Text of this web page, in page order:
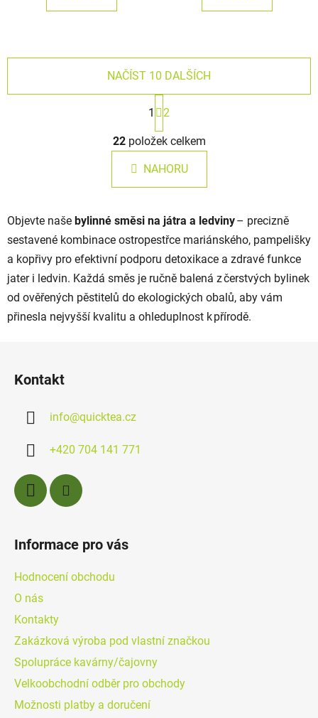
O
v
l
á
d
c
í
p
r
v
k
y
NAČÍST 10 DALŠÍCH
t
r
á
n
k
n
í
1 2
22položek celkem
NAHORU
Objevte naše bylinné směsi na játra a ledviny– precizně
sestavené kombinace ostropestřce mariánského, pampelišky
a kopřivy pro efektivní podporu detoxikace a zdravé funkce
jater i ledvin. Každá směs je ručně balená z čerstvých bylinek
od ověřených pěstitelů do ekologických obalů, aby vám
přinesla nejvyšší kvalitu a ohleduplnost k přírodě.
Kontakt
info@quicktea.cz
+420 704 141 771
Informace pro vás
Hodnocení obchodu
O nás
Kontakty
Zakázková výroba pod vlastní značkou
Spolupráce kavárny/čajovny
Velkoobchodní odběr pro obchody
Možnosti platby a doručení